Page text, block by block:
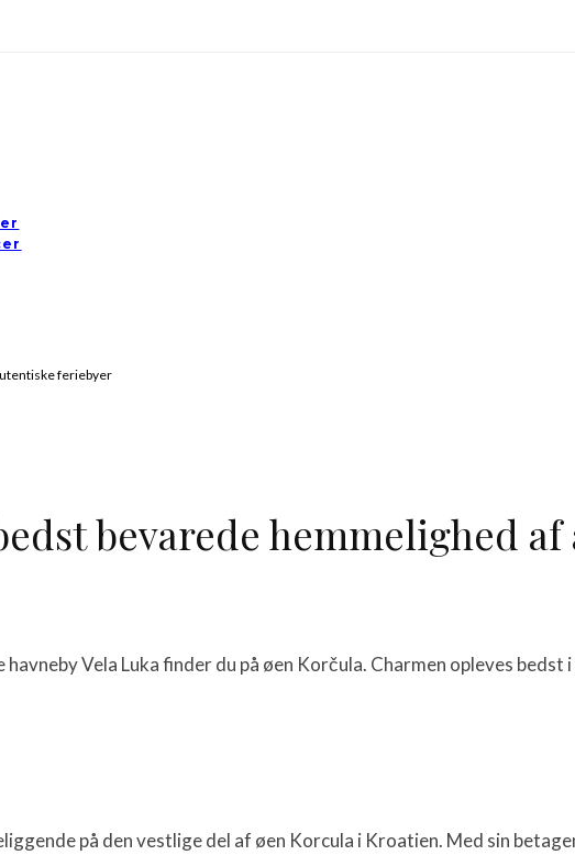
feriebyer
bevarede hemmelighed
Vela Luka finder du på øen Korčula. Charmen opleves
på den vestlige del af øen Korcula i Kroatien. Med sin